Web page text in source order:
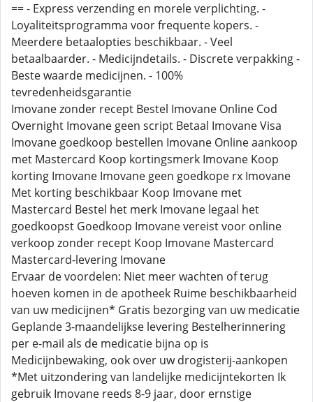
== - Express verzending en morele verplichting. -
Loyaliteitsprogramma voor frequente kopers. -
Meerdere betaalopties beschikbaar. - Veel
betaalbaarder. - Medicijndetails. - Discrete verpakking -
Beste waarde medicijnen. - 100%
tevredenheidsgarantie
Imovane zonder recept Bestel Imovane Online Cod
Overnight Imovane geen script Betaal Imovane Visa
Imovane goedkoop bestellen Imovane Online aankoop
met Mastercard Koop kortingsmerk Imovane Koop
korting Imovane Imovane geen goedkope rx Imovane
Met korting beschikbaar Koop Imovane met
Mastercard Bestel het merk Imovane legaal het
goedkoopst Goedkoop Imovane vereist voor online
verkoop zonder recept Koop Imovane Mastercard
Mastercard-levering Imovane
Ervaar de voordelen: Niet meer wachten of terug
hoeven komen in de apotheek Ruime beschikbaarheid
van uw medicijnen* Gratis bezorging van uw medicatie
Geplande 3-maandelijkse levering Bestelherinnering
per e-mail als de medicatie bijna op is
Medicijnbewaking, ook over uw drogisterij-aankopen
*Met uitzondering van landelijke medicijntekorten Ik
gebruik Imovane reeds 8-9 jaar, door ernstige